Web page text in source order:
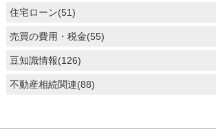
住宅ローン(51)
売買の費用・税金(55)
豆知識情報(126)
不動産相続関連(88)